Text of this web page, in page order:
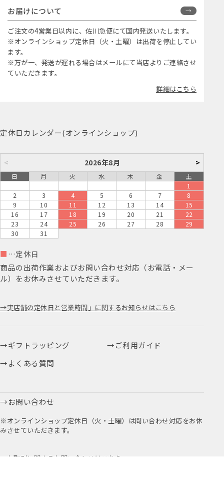
お届けについて
ご注文の4営業日以内に、佐川急便にて国内発送いたします。
※オンラインショップ定休日（火・土曜）は出荷を停止してい
ます。
※万が一、発送が遅れる場合はメールにて当店よりご連絡させ
ていただきます。
詳細はこちら
定休日カレンダー(オンラインショップ)
< 2026年8月 >
日 月 火 水 木 金
土
1
2
3 4 5 6 7
8
9
10 11 12 13 14
15
16
17 18 19 20 21
22
23
24 25 26 27 28
29
30
31
■ …定休日
商品の出荷作業およびお問い合わせ対応（お電話・メー
ル）をお休みさせていただきます。
実店舗の定休日と営業時間」に関するお知らせはこちら
ギフトラッピング
ご利用ガイド
よくある質問
お問い合わせ
※オンラインショップ定休日（火・土曜）は問い合わせ対応をお休
みさせていただきます。
お取引に関するお問い合わせはこちら